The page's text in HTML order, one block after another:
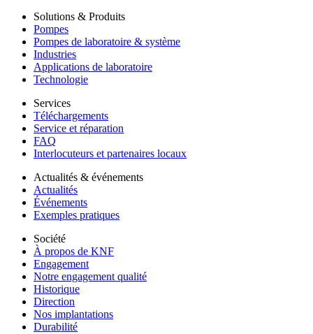
Solutions & Produits
Pompes
Pompes de laboratoire & système
Industries
Applications de laboratoire
Technologie
Services
Téléchargements
Service et réparation
FAQ
Interlocuteurs et partenaires locaux
Actualités & événements
Actualités
Événements
Exemples pratiques
Société
À propos de KNF
Engagement
Notre engagement qualité
Historique
Direction
Nos implantations
Durabilité